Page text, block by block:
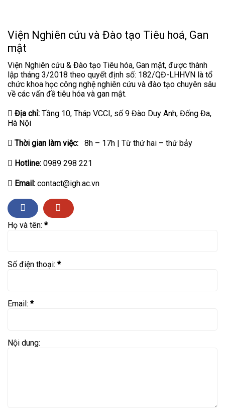
Viện Nghiên cứu và Đào tạo Tiêu hoá, Gan
mật
Viện Nghiên cứu & Đào tạo Tiêu hóa, Gan mật, được thành
lập tháng 3/2018 theo quyết định số: 182/QĐ-LHHVN là tổ
chức khoa học công nghệ nghiên cứu và đào tạo chuyên sâu
về các vấn đề tiêu hóa và gan mật.
Địa chỉ: Tầng 10, Tháp VCCI, số 9 Đào Duy Anh, Đống Đa,
Hà Nội
Thời gian làm việc: 8h – 17h | Từ thứ hai – thứ bảy
Hotline: 0989 298 221
Email: contact@igh.ac.vn
Họ và tên: *
Số điện thoại: *
Email: *
Nội dung: